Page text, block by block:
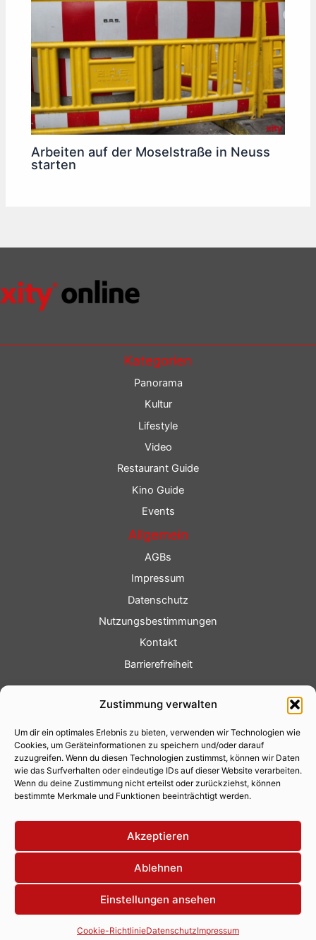
Zustimmung verwalten
Um dir ein optimales Erlebnis zu bieten, verwenden wir Technologien wie
Cookies, um Geräteinformationen zu speichern und/oder darauf
zuzugreifen. Wenn du diesen Technologien zustimmst, können wir Daten
wie das Surfverhalten oder eindeutige IDs auf dieser Website verarbeiten.
Wenn du deine Zustimmung nicht erteilst oder zurückziehst, können
bestimmte Merkmale und Funktionen beeinträchtigt werden.
Akzeptieren
Ablehnen
Einstellungen ansehen
Cookie-RichtlinieDatenschutzImpressum
Arbeiten auf der Moselstraße in Neuss
starten
Kategorien
Panorama
Kultur
Lifestyle
Video
Restaurant Guide
Kino Guide
Events
Allgemein
AGBs
Impressum
Datenschutz
Nutzungsbestimmungen
Kontakt
Barrierefreiheit
Fotoservice
Videoservice
Werbung
Contenterstellung
Lokalnachrichten
Lokalfernsehen